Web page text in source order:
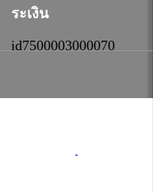
ระเงิน
id7500003000070